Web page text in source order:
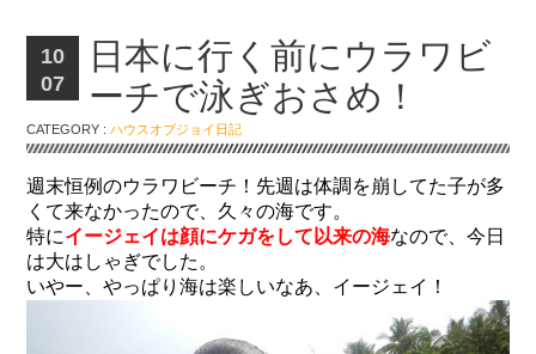
10
07
日本に行く前にウラワビ
ーチで泳ぎおさめ！
CATEGORY :ハウスオブジョイ日記
週末恒例のウラワビーチ！先週は体調を崩してた子が多
くて来なかったので、久々の海です。
特にイージェイは顔にケガをして以来の海なので、今日
は大はしゃぎでした。
いやー、やっぱり海は楽しいなあ、イージェイ！